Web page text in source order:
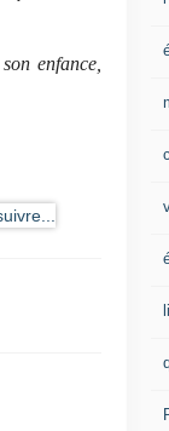
enfance,